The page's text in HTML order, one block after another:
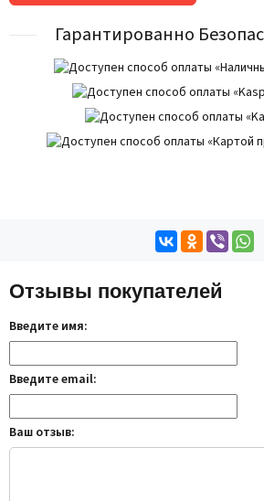
Гарантированно
Отзывы покупателей
Введите имя:
Введите email:
Ваш отзыв: